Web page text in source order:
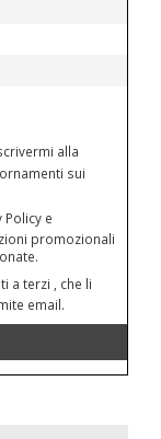
alla
sui
e
promozionali
a terzi , che li
email.